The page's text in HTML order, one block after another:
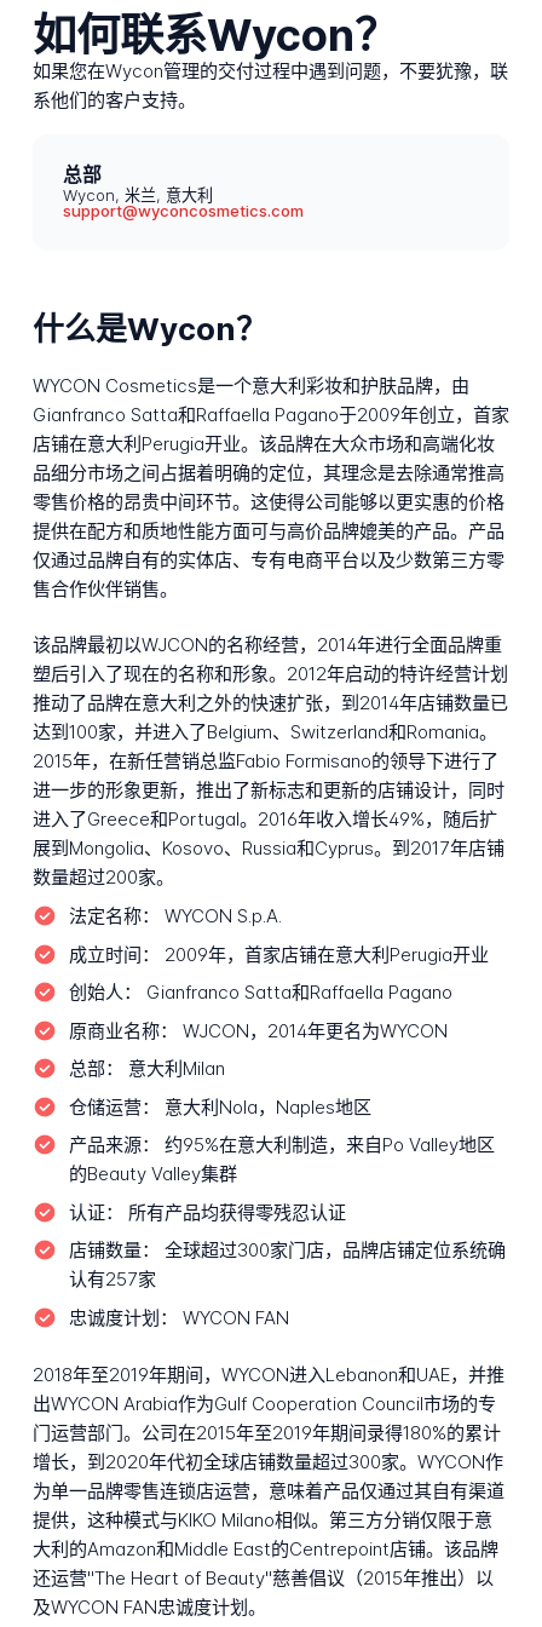
如何联系Wycon？
如果您在Wycon管理的交付过程中遇到问题，不要犹豫，联
系他们的客户支持。
总部
Wycon, 米兰, 意大利
support@wyconcosmetics.com
什么是Wycon？
WYCON Cosmetics是一个意大利彩妆和护肤品牌，由
Gianfranco Satta和Raffaella Pagano于2009年创立，首家
店铺在意大利Perugia开业。该品牌在大众市场和高端化妆
品细分市场之间占据着明确的定位，其理念是去除通常推高
零售价格的昂贵中间环节。这使得公司能够以更实惠的价格
提供在配方和质地性能方面可与高价品牌媲美的产品。产品
仅通过品牌自有的实体店、专有电商平台以及少数第三方零
售合作伙伴销售。
该品牌最初以WJCON的名称经营，2014年进行全面品牌重
塑后引入了现在的名称和形象。2012年启动的特许经营计划
推动了品牌在意大利之外的快速扩张，到2014年店铺数量已
达到100家，并进入了Belgium、Switzerland和Romania。
2015年，在新任营销总监Fabio Formisano的领导下进行了
进一步的形象更新，推出了新标志和更新的店铺设计，同时
进入了Greece和Portugal。2016年收入增长49%，随后扩
展到Mongolia、Kosovo、Russia和Cyprus。到2017年店铺
数量超过200家。
法定名称：
WYCON S.p.A.
成立时间：
2009年，首家店铺在意大利Perugia开业
创始人：
Gianfranco Satta和Raffaella Pagano
原商业名称：
WJCON，2014年更名为WYCON
总部：
意大利Milan
仓储运营：
意大利Nola，Naples地区
产品来源：
约95%在意大利制造，来自Po Valley地区
的Beauty Valley集群
认证：
所有产品均获得零残忍认证
店铺数量：
全球超过300家门店，品牌店铺定位系统确
认有257家
忠诚度计划：
WYCON FAN
2018年至2019年期间，WYCON进入Lebanon和UAE，并推
出WYCON Arabia作为Gulf Cooperation Council市场的专
门运营部门。公司在2015年至2019年期间录得180%的累计
增长，到2020年代初全球店铺数量超过300家。WYCON作
为单一品牌零售连锁店运营，意味着产品仅通过其自有渠道
提供，这种模式与KIKO Milano相似。第三方分销仅限于意
大利的Amazon和Middle East的Centrepoint店铺。该品牌
还运营"The Heart of Beauty"慈善倡议（2015年推出）以
及WYCON FAN忠诚度计划。